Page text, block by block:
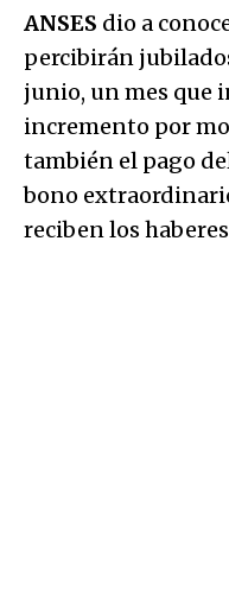
ANSES dio a
percibirán
junio, un mes que
incremento por
también el pago
bono
reciben los